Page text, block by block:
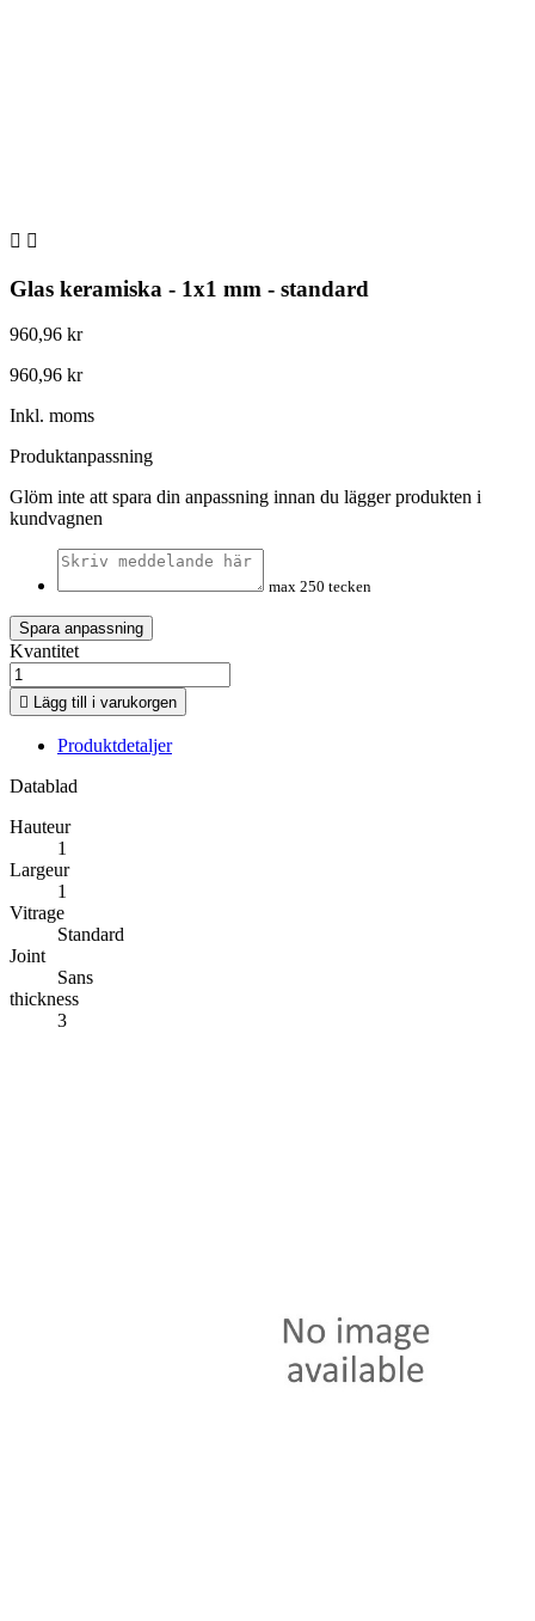
 
Glas keramiska - 1x1 mm - standard
960,96 kr
960,96 kr
Inkl. moms
Produktanpassning
Glöm inte att spara din anpassning innan du lägger produkten i
kundvagnen
max 250 tecken
Spara anpassning
Kvantitet
 Lägg till i varukorgen
Produktdetaljer
Datablad
Hauteur
1
Largeur
1
Vitrage
Standard
Joint
Sans
thickness
3